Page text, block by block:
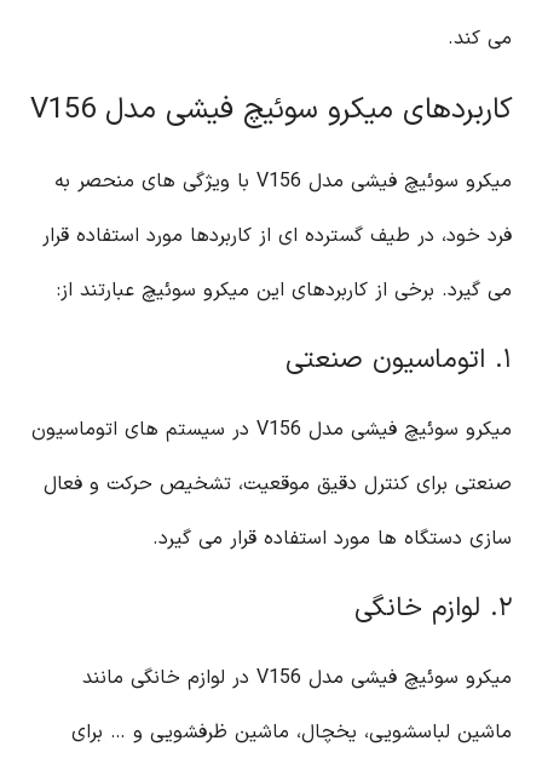
می کند.
کاربردهای میکرو سوئیچ فیشی مدل V156
میکرو سوئیچ فیشی مدل V156 با ویژگی های منحصر به
فرد خود، در طیف گسترده ای از کاربردها مورد استفاده قرار
می گیرد. برخی از کاربردهای این میکرو سوئیچ عبارتند از:
۱. اتوماسیون صنعتی
میکرو سوئیچ فیشی مدل V156 در سیستم های اتوماسیون
صنعتی برای کنترل دقیق موقعیت، تشخیص حرکت و فعال
سازی دستگاه ها مورد استفاده قرار می گیرد.
۲. لوازم خانگی
میکرو سوئیچ فیشی مدل V156 در لوازم خانگی مانند
ماشین لباسشویی، یخچال، ماشین ظرفشویی و … برای